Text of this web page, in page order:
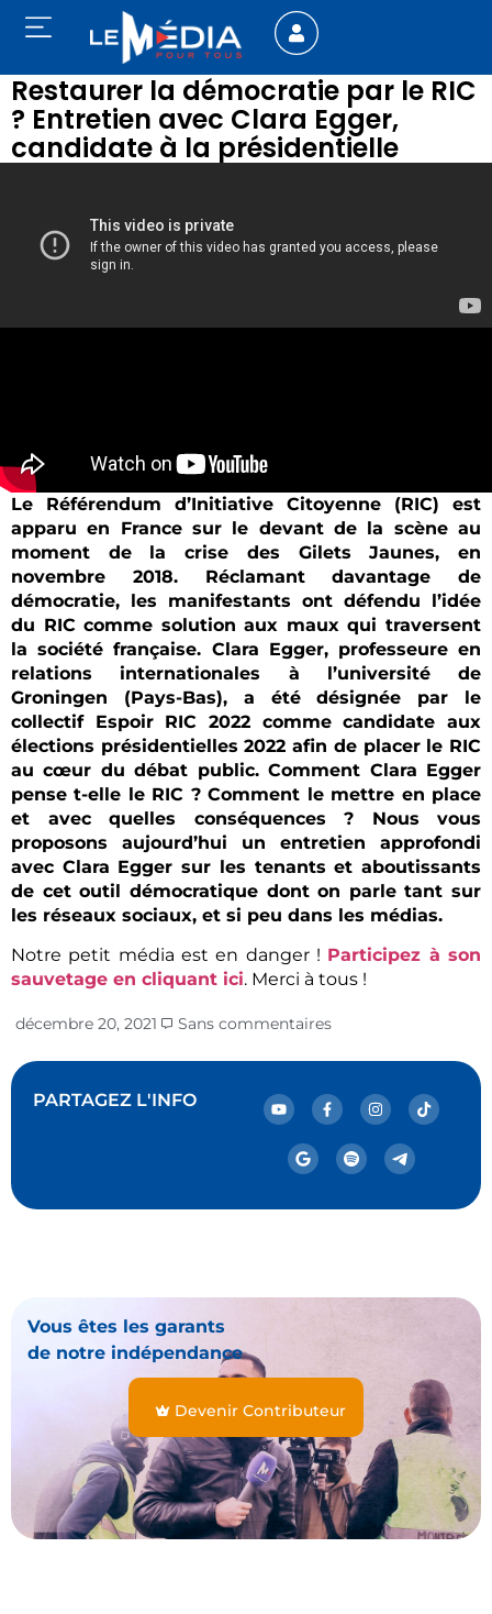
Restaurer la démocratie par le RIC
? Entretien avec Clara Egger,
candidate à la présidentielle
Le Référendum d’Initiative Citoyenne (RIC) est
apparu en France sur le devant de la scène au
moment de la crise des Gilets Jaunes, en
novembre 2018. Réclamant davantage de
démocratie, les manifestants ont défendu l’idée
du RIC comme solution aux maux qui traversent
la société française. Clara Egger, professeure en
relations internationales à l’université de
Groningen (Pays-Bas), a été désignée par le
collectif Espoir RIC 2022 comme candidate aux
élections présidentielles 2022 afin de placer le RIC
au cœur du débat public. Comment Clara Egger
pense t-elle le RIC ? Comment le mettre en place
et avec quelles conséquences ? Nous vous
proposons aujourd’hui un entretien approfondi
avec Clara Egger sur les tenants et aboutissants
de cet outil démocratique dont on parle tant sur
les réseaux sociaux, et si peu dans les médias.
Notre petit média est en danger ! Participez à son
sauvetage en cliquant ici. Merci à tous !
décembre 20, 2021 Sans commentaires
PARTAGEZ L'INFO
Vous êtes les garants
de notre indépendance
Devenir Contributeur